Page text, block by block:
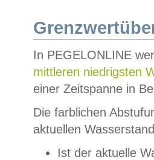
In PEGELONLINE
mittleren niedrigsten
einer Zeitspanne in
Die farblichen
aktuellen
Ist der aktuelle